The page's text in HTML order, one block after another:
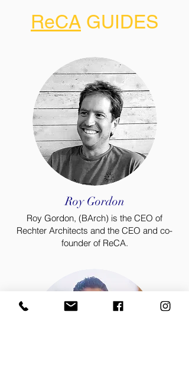
ReCA GUIDES
Roy Gordon
Roy Gordon, (BArch) is the CEO of
Rechter Architects and the CEO and co-
founder of ReCA.